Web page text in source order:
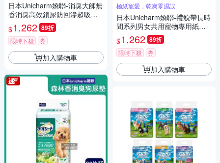
日本Unicharm嬌聯-消臭大師無
香消臭高效鎖尿防回滲超吸收
狗尿墊1袋(高分子防漏尿布墊,
平面式犬用廁所,定點訓練寵物
隔尿墊,約3~5次吸尿量)
$1,262 89折
限時下殺 券
加入購物車
極紙寵愛，乾爽零濕誤
日本Unicharm嬌聯-禮貌帶長時
間系列男女共用寵物專用紙尿
褲1袋(最長12小時吸收,高齡愛
寵防漏照護,公母貓狗貼身透氣
尿布,毛孩好穿脫生理褲)
$1,262 89折
限時下殺 券
加入購物車